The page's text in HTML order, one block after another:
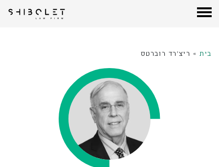
בית » ריצ׳רד רוברטס